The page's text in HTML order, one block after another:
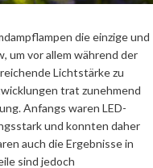
die einzige und
um vor allem während der
Lichtstärke zu
trat zunehmend
Anfangs waren LED-
und konnten daher
auch die Ergebnisse in
sind jedoch